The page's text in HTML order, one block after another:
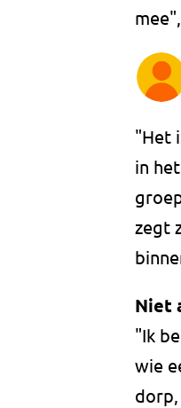
"Het
in
zegt
Niet
"Ik
wie